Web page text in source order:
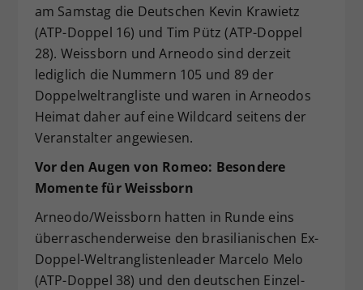
am Samstag die Deutschen Kevin Krawietz
(ATP-Doppel 16) und Tim Pütz (ATP-Doppel
28). Weissborn und Arneodo sind derzeit
lediglich die Nummern 105 und 89 der
Doppelweltrangliste und waren in Arneodos
Heimat daher auf eine Wildcard seitens der
Veranstalter angewiesen.
Vor den Augen von Romeo: Besondere
Momente für Weissborn
Arneodo/Weissborn hatten in Runde eins
überraschenderweise den brasilianischen Ex-
Doppel-Weltranglistenleader Marcelo Melo
(ATP-Doppel 38) und den deutschen Einzel-